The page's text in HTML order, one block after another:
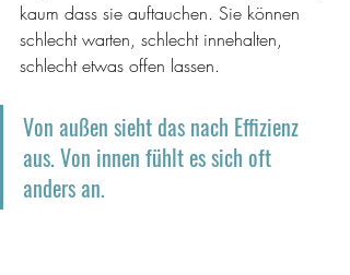
kaum dass sie auftauchen. Sie können
schlecht warten, schlecht innehalten,
schlecht etwas offen lassen.
Von außen sieht das nach Effizienz
aus. Von innen fühlt es sich oft
anders an.